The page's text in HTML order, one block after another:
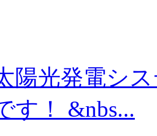
陽光発電シ
す！ &nbs...